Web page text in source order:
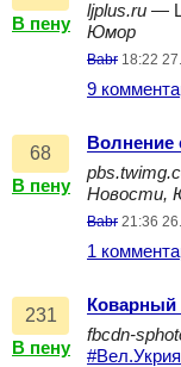
В пену
ljplus.ru —
Юмор
Babr 18:22
9
68
В пену
Волнение
Новости,
Babr 21:36
1
231
В пену
Коварный
fbcdn-
#Вел.Укрия